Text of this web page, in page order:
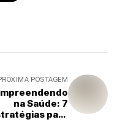
POSTAGEM
na Saúde: 7
para